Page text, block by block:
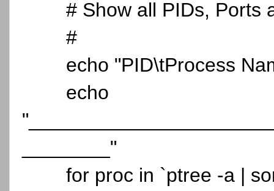
# Show all PIDs, Ports
#
echo "PID\tProcess
echo
________"
for proc in `ptree -a |